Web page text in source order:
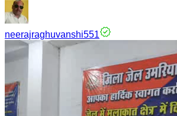
neerajraghuvanshi551